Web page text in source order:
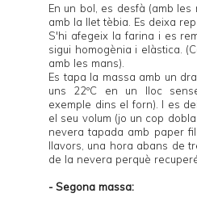
En un bol, es desfà (amb
amb la llet tèbia. Es deixa
S'hi afegeix la farina i es
sigui homogènia i elàstica.
amb les mans).
Es tapa la massa amb un
uns 22ºC en un lloc
exemple dins el forn). I es
el seu volum (jo un cop
nevera tapada amb paper
llavors, una hora abans de
de la nevera perquè
- Segona massa: